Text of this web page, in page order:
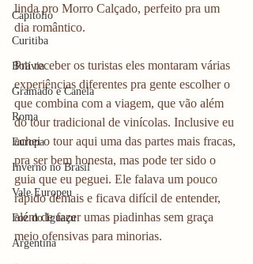
Capitólio
Curitiba
Bolívia
Gramado e Canela
Roma
Europa
Inverno no Brasil
Vale Europeu
Foz do Iguaçu
Argentina
linda pro Morro Calçado, perfeito pra um
dia romântico.
Pra receber os turistas eles montaram várias
experiências diferentes pra gente escolher o
que combina com a viagem, que vão além
do tour tradicional de vinícolas. Inclusive eu
achei o tour aqui uma das partes mais fracas,
pra ser bem honesta, mas pode ter sido o
guia que eu peguei. Ele falava um pouco
rápido demais e ficava difícil de entender,
além de fazer umas piadinhas sem graça
meio ofensivas para minorias.